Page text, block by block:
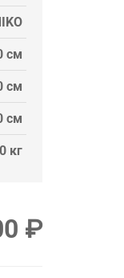
см
см
см
кг
₽